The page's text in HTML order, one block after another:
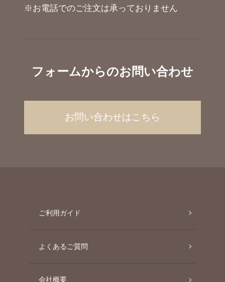
※お電話でのご注文は承っておりません
フォームからのお問い合わせ
お問い合わせはこちら
ご利用ガイド
よくあるご質問
会社概要